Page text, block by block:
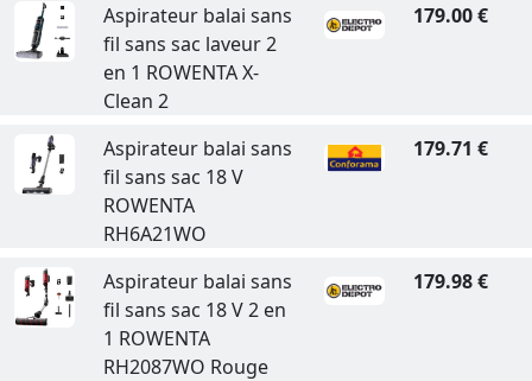
Aspirateur balai sans
fil sans sac laveur 2
en 1 ROWENTA X-
Clean 2
179.00 €
Aspirateur balai sans
fil sans sac 18 V
ROWENTA
RH6A21WO
179.71 €
Aspirateur balai sans
fil sans sac 18 V 2 en
1 ROWENTA
RH2087WO Rouge
179.98 €